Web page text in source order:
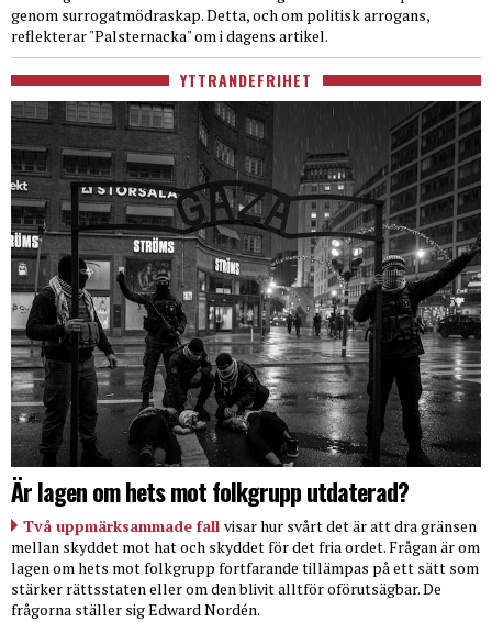
genom surrogatmödraskap. Detta, och om politisk arrogans,
reflekterar "Palsternacka" om i dagens artikel.
YTTRANDEFRIHET
Är lagen om hets mot folkgrupp utdaterad?
Två uppmärksammade fall visar hur svårt det är att dra gränsen
mellan skyddet mot hat och skyddet för det fria ordet. Frågan är om
lagen om hets mot folkgrupp fortfarande tillämpas på ett sätt som
stärker rättsstaten eller om den blivit alltför oförutsägbar. De
frågorna ställer sig Edward Nordén.